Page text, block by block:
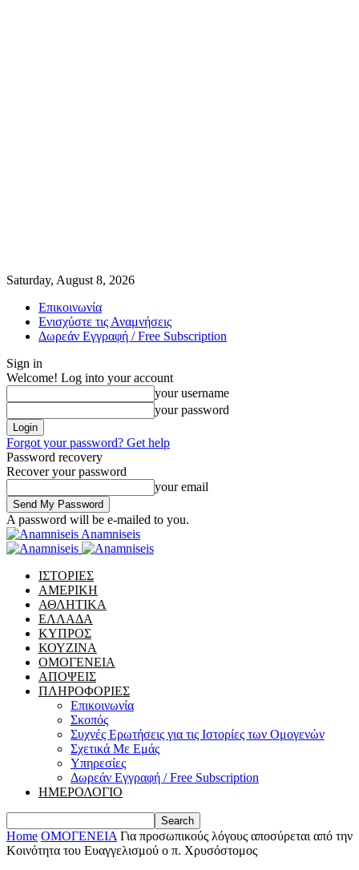
Saturday, August 8, 2026
Επικοινωνία
Ενισχύστε τις Αναμνήσεις
Δωρεάν Εγγραφή / Free Subscription
Sign in
Welcome! Log into your account
your username
your password
Forgot your password? Get help
Password recovery
Recover your password
your email
A password will be e-mailed to you.
Anamniseis
ΙΣΤΟΡΙΕΣ
ΑΜΕΡΙΚΗ
ΑΘΛΗΤΙΚΑ
ΕΛΛΑΔΑ
ΚΥΠΡΟΣ
ΚΟΥΖΙΝΑ
ΟΜΟΓΕΝΕΙΑ
ΑΠΟΨΕΙΣ
ΠΛΗΡΟΦΟΡΙΕΣ
Επικοινωνία
Σκοπός
Συχνές Ερωτήσεις για τις Ιστορίες των Ομογενών
Σχετικά Με Εμάς
Υπηρεσίες
Δωρεάν Εγγραφή / Free Subscription
ΗΜΕΡΟΛΟΓΙΟ
Home ΟΜΟΓΕΝΕΙΑ Για προσωπικούς λόγους αποσύρεται από την
Κοινότητα του Ευαγγελισμού ο π. Χρυσόστομος